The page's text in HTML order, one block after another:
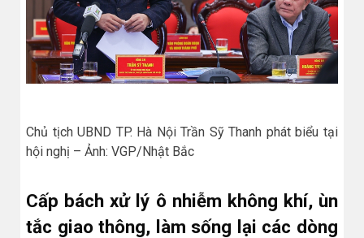
Chủ tịch UBND TP. Hà Nội Trần Sỹ Thanh phát biểu tại
hội nghị – Ảnh: VGP/Nhật Bắc
Cấp bách xử lý ô nhiễm không khí, ùn
tắc giao thông, làm sống lại các dòng